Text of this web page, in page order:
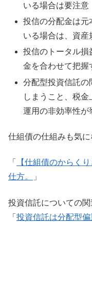
いる場合は要注意
投信の分配金は元
いる場合は、資
投信のトータル損
金を合わせて把握
分配型投資信託の
しまうこと、税金
運用の非効率性が
仕組債の仕組みも気
「
【仕組債のからく
仕方。
」
投資信託についての関
「 投資信託は分配型